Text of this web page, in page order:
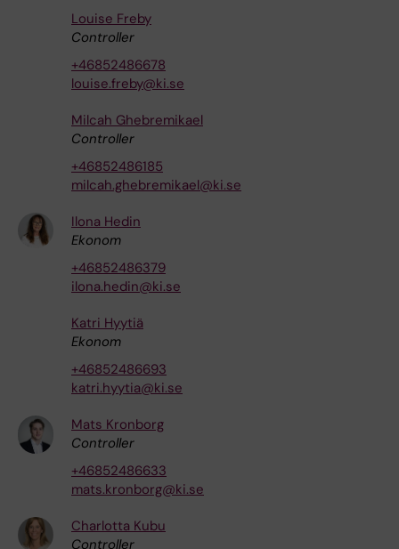
Louise Freby
Controller
+46852486678
louise.freby@ki.se
Milcah Ghebremikael
Controller
+46852486185
milcah.ghebremikael@ki.se
Ilona Hedin
Ekonom
+46852486379
ilona.hedin@ki.se
Katri Hyytiä
Ekonom
+46852486693
katri.hyytia@ki.se
Mats Kronborg
Controller
+46852486633
mats.kronborg@ki.se
Charlotta Kubu
Controller